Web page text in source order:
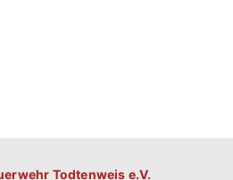
Todtenweis e.V.